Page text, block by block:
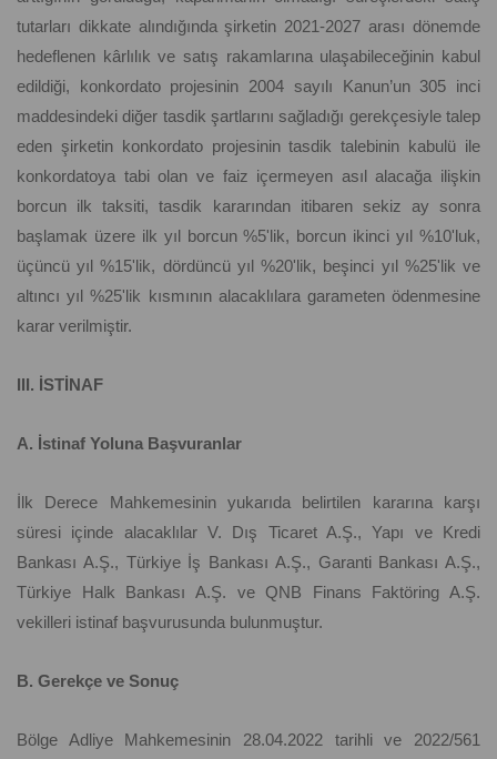
tutarları dikkate alındığında şirketin 2021-2027 arası dönemde
hedeflenen kârlılık ve satış rakamlarına ulaşabileceğinin kabul
edildiği, konkordato projesinin 2004 sayılı Kanun’un 305 inci
maddesindeki diğer tasdik şartlarını sağladığı gerekçesiyle talep
eden şirketin konkordato projesinin tasdik talebinin kabulü ile
konkordatoya tabi olan ve faiz içermeyen asıl alacağa ilişkin
borcun ilk taksiti, tasdik kararından itibaren sekiz ay sonra
başlamak üzere ilk yıl borcun %5'lik, borcun ikinci yıl %10'luk,
üçüncü yıl %15'lik, dördüncü yıl %20'lik, beşinci yıl %25'lik ve
altıncı yıl %25'lik kısmının alacaklılara garameten ödenmesine
karar verilmiştir.
III. İSTİNAF
A. İstinaf Yoluna Başvuranlar
İlk Derece Mahkemesinin yukarıda belirtilen kararına karşı
süresi içinde alacaklılar V. Dış Ticaret A.Ş., Yapı ve Kredi
Bankası A.Ş., Türkiye İş Bankası A.Ş., Garanti Bankası A.Ş.,
Türkiye Halk Bankası A.Ş. ve QNB Finans Faktöring A.Ş.
vekilleri istinaf başvurusunda bulunmuştur.
B. Gerekçe ve Sonuç
Bölge Adliye Mahkemesinin 28.04.2022 tarihli ve 2022/561